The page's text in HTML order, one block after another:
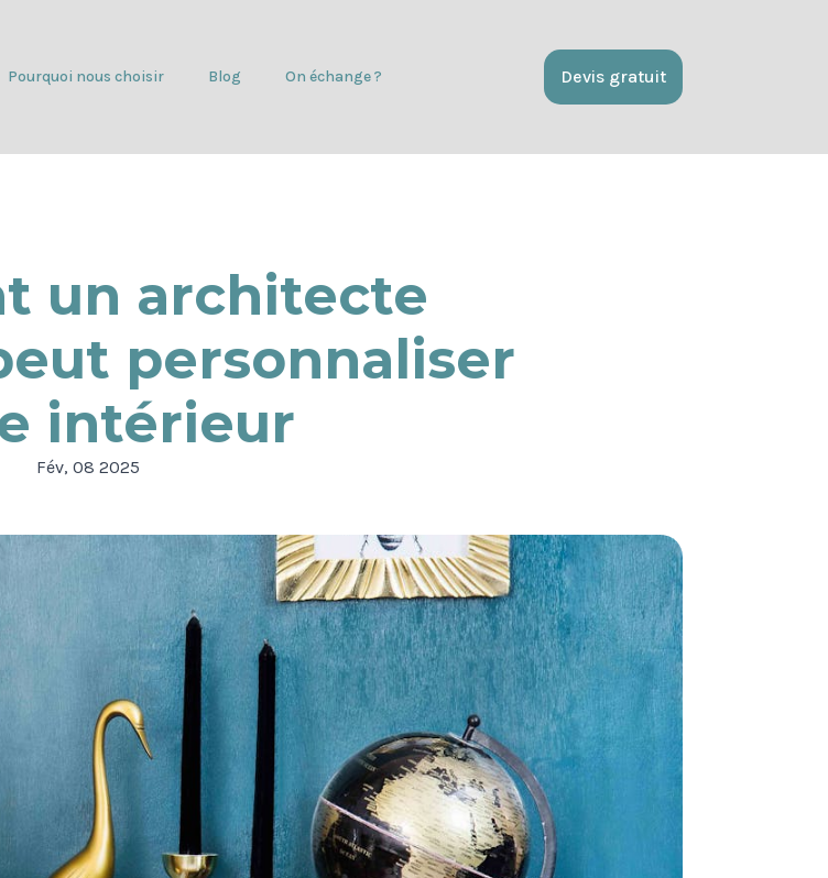
Pourquoi nous choisir Blog On échange ? Devis gratuit
un architecte
personnaliser
intérieur
Fév, 08 2025